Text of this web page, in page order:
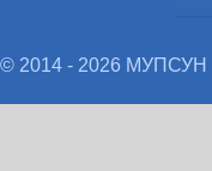
© 2014 - 2026 МУПСУН